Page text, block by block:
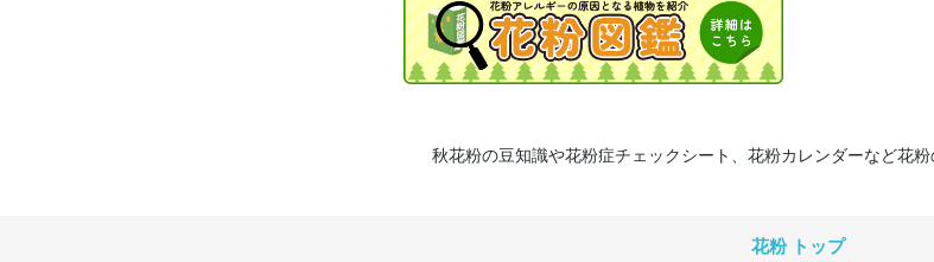
秋花粉の豆知識や花粉症チェックシート、花粉カレンダーなど花
花粉 トップ